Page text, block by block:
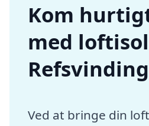
Kom
med
Ved at bringe din